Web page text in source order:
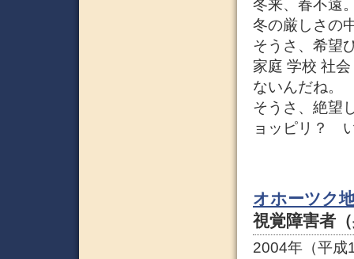
冬来、春不遠
冬の厳しさの
そうさ、希望
家庭 学校 社
ないんだね。
そうさ、絶望
ョッピリ？
オホーツク
視覚障害者
2004年（平成